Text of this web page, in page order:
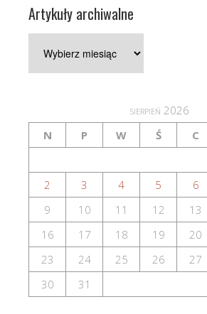
Artykuły archiwalne
archiwalne
sierpień 2026
N
P W Ś C
2
3 4 5 6
9
10 11 12 13
16
17 18 19 20
23
24 25 26 27
30
31